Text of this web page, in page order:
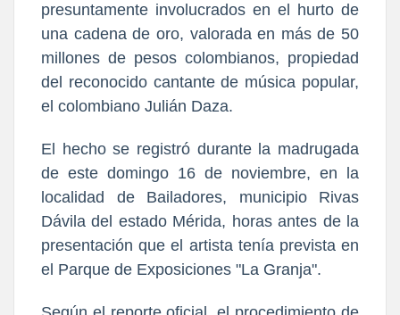
presuntamente involucrados en el hurto de
una cadena de oro, valorada en más de 50
millones de pesos colombianos, propiedad
del reconocido cantante de música popular,
el colombiano Julián Daza.
El hecho se registró durante la madrugada
de este domingo 16 de noviembre, en la
localidad de Bailadores, municipio Rivas
Dávila del estado Mérida, horas antes de la
presentación que el artista tenía prevista en
el Parque de Exposiciones "La Granja".